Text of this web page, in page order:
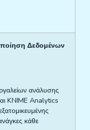
Δεδομένων
ανάλυσης
KNIME Analytics
κάθε